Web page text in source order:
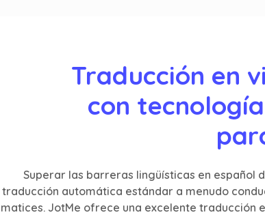
Traducción en
con
Superar las barreras lingüísticas en español
traducción automática estándar a menudo
matices. JotMe ofrece una excelente traducción